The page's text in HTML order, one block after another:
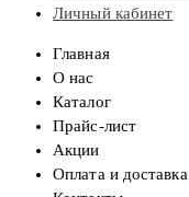
Личный кабинет
Главная
О нас
Каталог
Прайс-лист
Акции
Оплата и доставка